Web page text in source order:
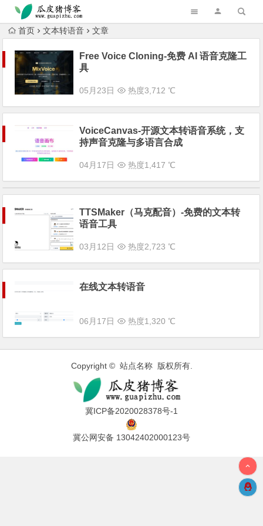
跳转到主内容
首页 文本转语音 文章
Free Voice Cloning-免费 AI 语音克隆工
具
05月23日 热度3,712 ℃
VoiceCanvas-开源文本转语音系统，支
持声音克隆与多语言合成
04月17日 热度1,417 ℃
TTSMaker（马克配音）-免费的文本转
语音工具
03月12日 热度2,723 ℃
在线文本转语音
06月17日 热度1,320 ℃
Copyright © 站点名称 版权所有.
冀ICP备2020028378号-1
冀公网安备 13042402000123号